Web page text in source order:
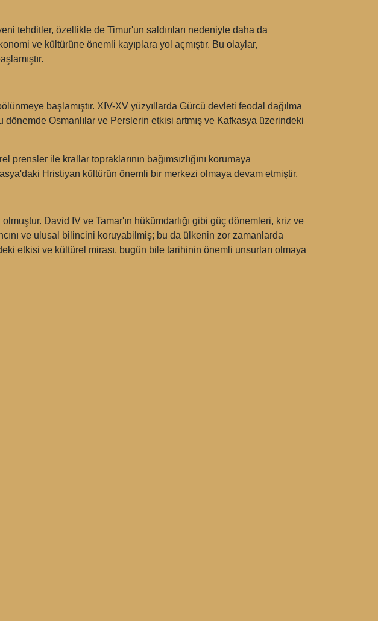
tehditler, özellikle de Timur'un saldırıları nedeniyle daha da
ve kültürüne önemli kayıplara yol açmıştır. Bu olaylar,
başlamıştır. XIV-XV yüzyıllarda Gürcü devleti feodal dağılma
Osmanlılar ve Perslerin etkisi artmış ve Kafkasya üzerindeki
ile krallar topraklarının bağımsızlığını korumaya
Hristiyan kültürün önemli bir merkezi olmaya devam etmiştir.
David IV ve Tamar'ın hükümdarlığı gibi güç dönemleri, kriz ve
ve ulusal bilincini koruyabilmiş; bu da ülkenin zor zamanlarda
etkisi ve kültürel mirası, bugün bile tarihinin önemli unsurları olmaya